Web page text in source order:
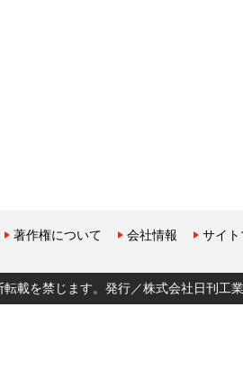
著作権について 会社情報 サイ
転載を禁じます。発行／株式会社日刊